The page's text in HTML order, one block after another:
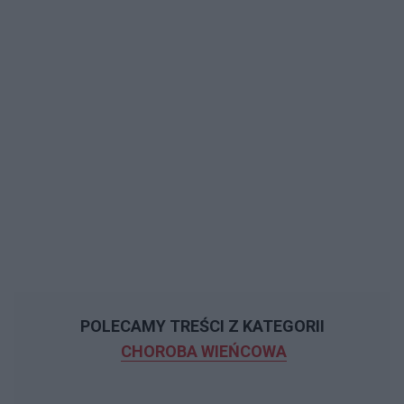
POLECAMY TREŚCI Z KATEGORII
CHOROBA WIEŃCOWA